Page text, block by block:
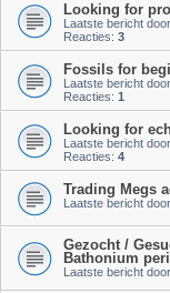
Looking for
Laatste bericht door
Reacties: 3
Fossils for
Laatste bericht door
Reacties: 1
Looking for
Laatste bericht door
Reacties: 4
Trading Megs
Laatste bericht door
Gezocht /
Bathonium
Laatste bericht door